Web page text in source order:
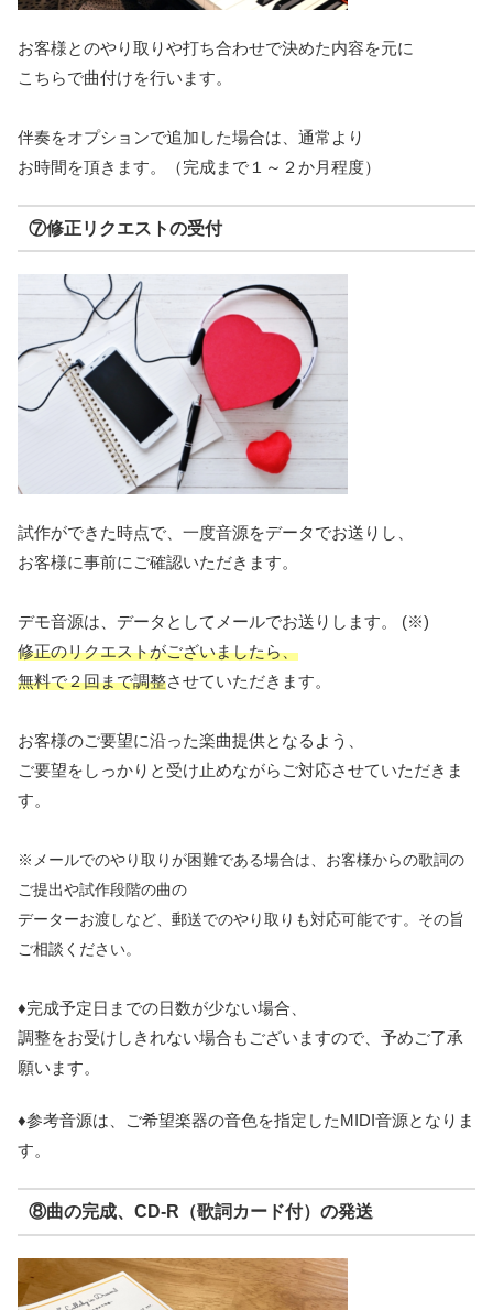
お客様とのやり取りや打ち合わせで決めた内容を元に
こちらで曲付けを行います。
伴奏をオプションで追加した場合は、通常より
お時間を頂きます。（完成まで１～２か月程度）
⑦修正リクエストの受付
試作ができた時点で、一度音源をデータでお送りし、
お客様に事前にご確認いただきます。
デモ音源は、データとしてメールでお送りします。 (※)
修正のリクエストがございましたら、
無料で２回まで調整させていただきます。
お客様のご要望に沿った楽曲提供となるよう、
ご要望をしっかりと受け止めながらご対応させていただきま
す。
※メールでのやり取りが困難である場合は、お客様からの歌詞の
ご提出や試作段階の曲の
データーお渡しなど、郵送でのやり取りも対応可能です。その旨
ご相談ください。
♦完成予定日までの日数が少ない場合、
調整をお受けしきれない場合もございますので、予めご了承
願います。
♦参考音源は、ご希望楽器の音色を指定したMIDI音源となりま
す。
⑧曲の完成、CD-R（歌詞カード付）の発送